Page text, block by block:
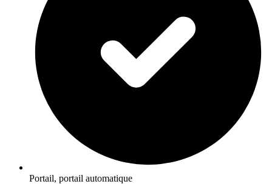
Portail, portail automatique